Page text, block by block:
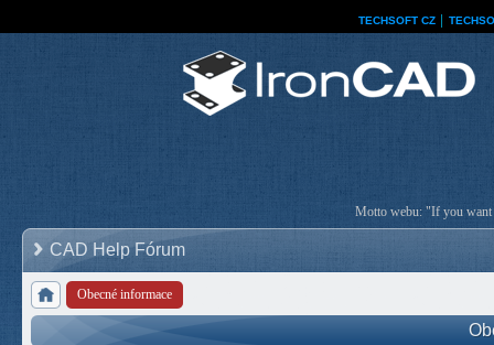
TECHSOFT CZ
Motto webu: "If you want
CAD Help Fórum
Obecné informace